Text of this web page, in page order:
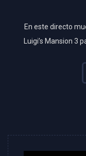
En este directo
Luigi’s Mansion 3